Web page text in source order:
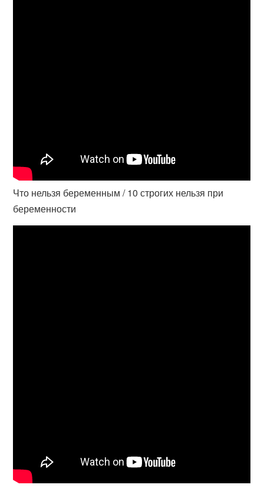
Что нельзя беременным / 10 строгих нельзя при
беременности